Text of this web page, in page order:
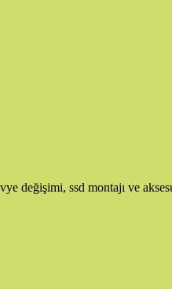
değişimi, ssd montajı ve